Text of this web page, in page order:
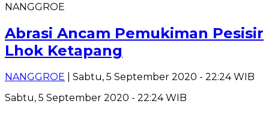
NANGGROE
Abrasi Ancam Pemukiman Pesisir
Lhok Ketapang
NANGGROE | Sabtu, 5 September 2020 - 22:24 WIB
Sabtu, 5 September 2020 - 22:24 WIB